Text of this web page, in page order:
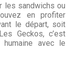
les sandwichs ou
en profiter
le départ, soit
Geckos, c’est
humaine avec le